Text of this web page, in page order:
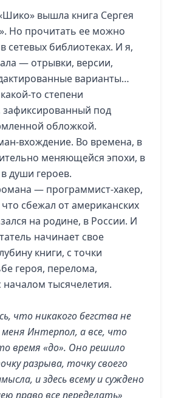
вышла книга Сергея
Но прочитать ее можно
сетевых библиотеках. И я,
— отрывки, версии,
варианты…
то степени
под
обложкой.
вхождение. Во времена, в
меняющейся эпохи, в
души героев.
— программист-хакер,
сбежал от американских
на родине, в России. И
начинает свое
книги, с точки
героя, перелома,
тысячелетия.
что никакого бегства не
Интерпол, а все, что
время «до». Оно решило
разрыва, точку своего
и здесь всему и суждено
право все переделать»